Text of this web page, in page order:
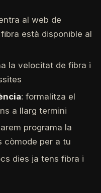
al web de
està disponible al
la velocitat de fibra i
: formalitza el
a llarg termini
programa la
còmode per a tu
dies ja tens fibra i